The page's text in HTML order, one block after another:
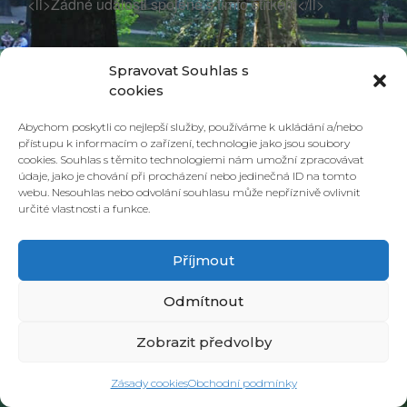
Spravovat Souhlas s
cookies
Abychom poskytli co nejlepší služby, používáme k ukládání a/nebo
přístupu k informacím o zařízení, technologie jako jsou soubory
cookies. Souhlas s těmito technologiemi nám umožní zpracovávat
údaje, jako je chování při procházení nebo jedinečná ID na tomto
webu. Nesouhlas nebo odvolání souhlasu může nepříznivě ovlivnit
určité vlastnosti a funkce.
Příjmout
Odmítnout
Zobrazit předvolby
Zásady cookiesObchodní podmínky
© 2026 PONAVA CAFÉ & RESTAURANT |